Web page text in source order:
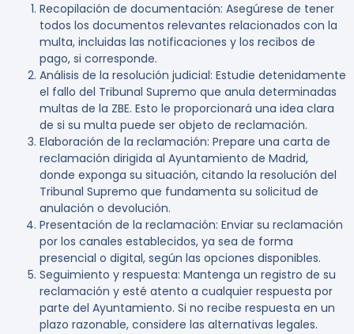
Recopilación de documentación: Asegúrese de tener
todos los documentos relevantes relacionados con la
multa, incluidas las notificaciones y los recibos de
pago, si corresponde.
Análisis de la resolución judicial: Estudie detenidamente
el fallo del Tribunal Supremo que anula determinadas
multas de la ZBE. Esto le proporcionará una idea clara
de si su multa puede ser objeto de reclamación.
Elaboración de la reclamación: Prepare una carta de
reclamación dirigida al Ayuntamiento de Madrid,
donde exponga su situación, citando la resolución del
Tribunal Supremo que fundamenta su solicitud de
anulación o devolución.
Presentación de la reclamación: Enviar su reclamación
por los canales establecidos, ya sea de forma
presencial o digital, según las opciones disponibles.
Seguimiento y respuesta: Mantenga un registro de su
reclamación y esté atento a cualquier respuesta por
parte del Ayuntamiento. Si no recibe respuesta en un
plazo razonable, considere las alternativas legales.